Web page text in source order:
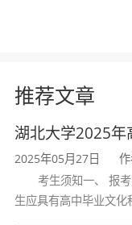
汉语言文学，
学与技术，土
会计学，行政
入学考试科目
推荐文章
湖北大学2025
2025年05月27日
考生须知一、 报
生应具有高中毕业文化